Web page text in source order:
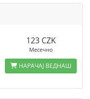
123 CZK
Месечно
НАРАЧАЈ ВЕДНАШ